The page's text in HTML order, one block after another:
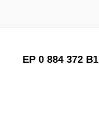
EP 0 884 372 B1